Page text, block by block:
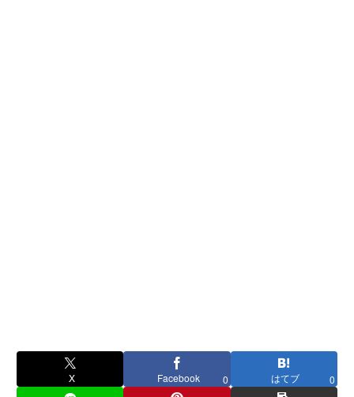
X Facebook 0 はてブ 0